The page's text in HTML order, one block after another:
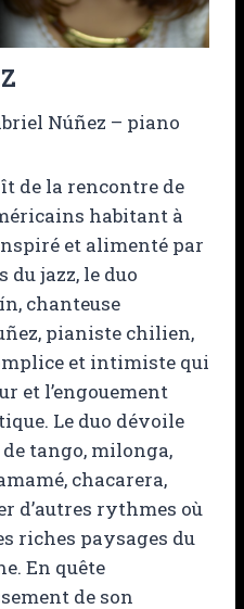
Núñez – piano
de la rencontre de
habitant à
et alimenté par
jazz, le duo
chanteuse
pianiste chilien,
et intimiste qui
et l’engouement
Le duo dévoile
tango, milonga,
chacarera,
d’autres rythmes où
riches paysages du
En quête
de son